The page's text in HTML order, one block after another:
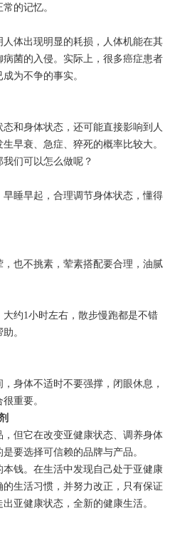
的记忆。
体出现明显的耗损，人体机能在其
菌的入侵。实际上，很多癌症患者
为不争的事实。
和身体状态，还可能直接影响到人
早衰、急症、猝死的概率比较大。
们可以怎么做呢？
睡早起，合理调节身体状态，懂得
也不挑素，荤素搭配要合理，油腻
约1小时左右，散步慢跑都是不错
。
体不适时不要强撑，闭眼休息，
重要。
但它在改变亚健康状态、调养身体
要选择可信赖的品牌与产品。
钱。在生活中发现自己处于亚健康
生活习惯，并努力改正，只有保证
亚健康状态，全新的健康生活。